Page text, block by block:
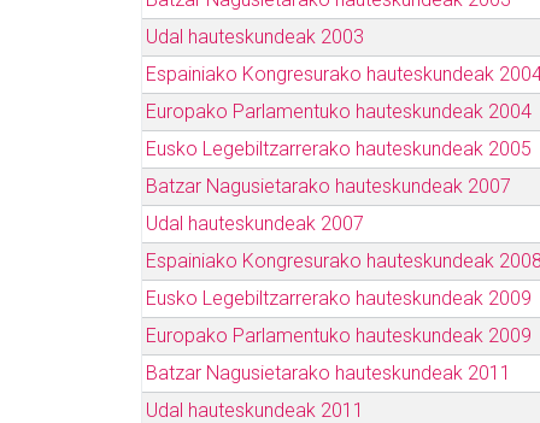
Udal hauteskundeak 2003
Espainiako Kongresurako hauteskundeak
Europako Parlamentuko hauteskundeak 2004
Eusko Legebiltzarrerako hauteskundeak 2005
Batzar Nagusietarako hauteskundeak 2007
Udal hauteskundeak 2007
Espainiako Kongresurako hauteskundeak 2008
Eusko Legebiltzarrerako hauteskundeak 2009
Europako Parlamentuko hauteskundeak 2009
Batzar Nagusietarako hauteskundeak 2011
Udal hauteskundeak 2011